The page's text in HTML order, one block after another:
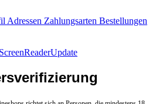
Adressen Zahlungsarten Bestellungen